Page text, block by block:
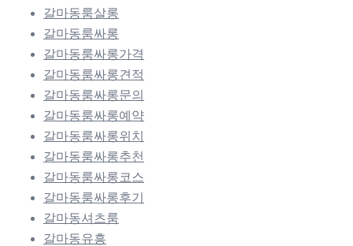
갈마동룸살롱
갈마동룸싸롱
갈마동룸싸롱가격
갈마동룸싸롱견적
갈마동룸싸롱문의
갈마동룸싸롱예약
갈마동룸싸롱위치
갈마동룸싸롱추천
갈마동룸싸롱코스
갈마동룸싸롱후기
갈마동셔츠룸
갈마동유흥